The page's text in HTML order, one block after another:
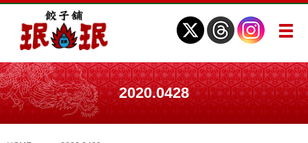
メ
2020.0428